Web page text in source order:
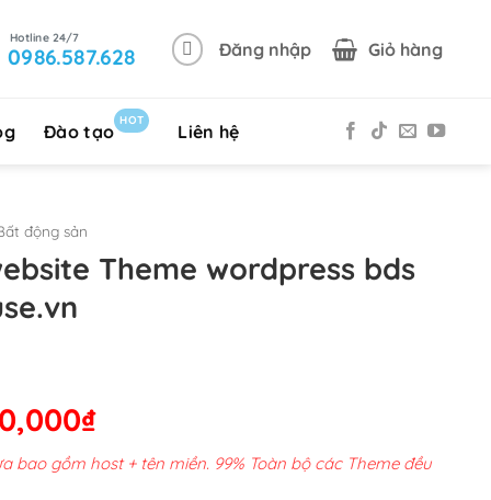
0986.587.628 Đăng nhập Giỏ hàng
Đào tạo
HOT
Liên hệ
động sản
Theme wordpress bds
₫Giá
hiện
tại
bao gồm host + tên miền. 99% Toàn bộ các Theme đều